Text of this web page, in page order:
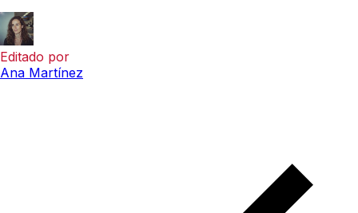
Editado por
Ana Martínez